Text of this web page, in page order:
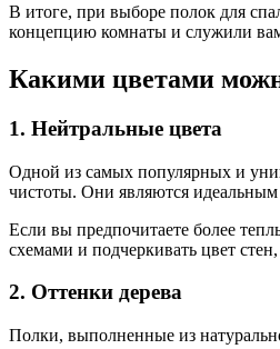
В итоге, при выборе полок для
концепцию комнаты и служили
Какими цветами
1. Нейтральные цвета
Одной из самых популярных и
чистоты. Они являются
Если вы предпочитаете более
схемами и подчеркивать цвет
2. Оттенки дерева
Полки, выполненные из